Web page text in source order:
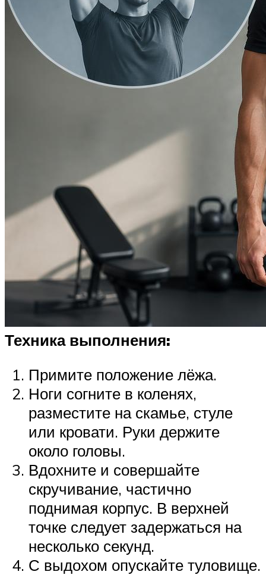
Техника выполнения:
Примите положение лёжа.
Ноги согните в коленях,
разместите на скамье, стуле
или кровати. Руки держите
около головы.
Вдохните и совершайте
скручивание, частично
поднимая корпус. В верхней
точке следует задержаться на
несколько секунд.
С выдохом опускайте туловище.